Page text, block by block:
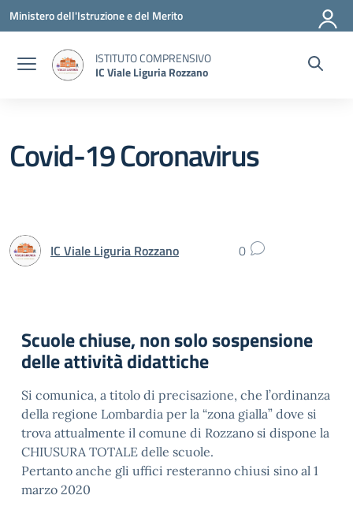
Vai ai contenuti
Vai al menu di navigazione
Vai al footer
Ministero dell'Istruzione e del Merito
ISTITUTO COMPRENSIVO
IC Viale Liguria Rozzano
Covid-19 Coronavirus
IC Viale Liguria Rozzano 0
Scuole chiuse, non solo sospensione
delle attività didattiche
Si comunica, a titolo di precisazione, che l’ordinanza
della regione Lombardia per la “zona gialla” dove si
trova attualmente il comune di Rozzano si dispone la
CHIUSURA TOTALE delle scuole.
Pertanto anche gli uffici resteranno chiusi sino al 1
marzo 2020